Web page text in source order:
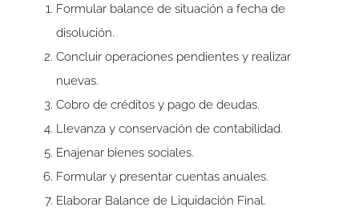
Formular balance de situación a fecha de
disolución.
Concluir operaciones pendientes y realizar
nuevas.
Cobro de créditos y pago de deudas.
Llevanza y conservación de contabilidad.
Enajenar bienes sociales.
Formular y presentar cuentas anuales.
Elaborar Balance de Liquidación Final.